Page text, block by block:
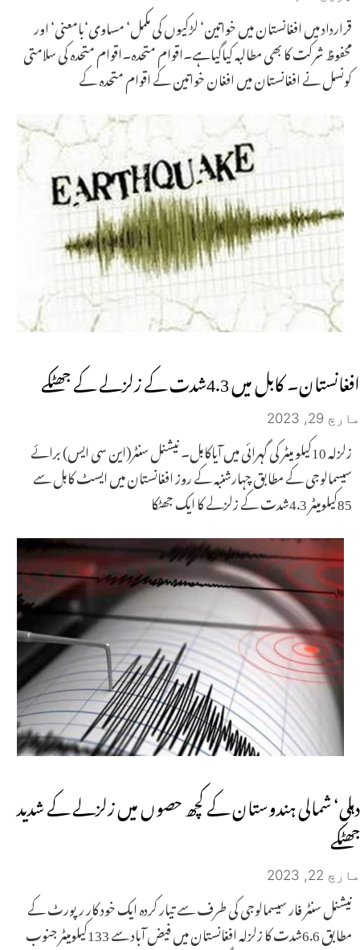
قرارداد میں افغانستان میں خواتین‘ لڑکیوں کی مکمل‘ مساوی‘بامعنی‘ اور
محفوظ شرکت کا بھی مطالبہ کیاگیاہے۔اقوام متحدہ۔اقوام متحدہ کی سلامتی
کونسل نے افغانستان میں افغان خواتین کے اقوام متحدہ کے
افغانستان۔ کابل میں 4.3شدت کے زلزلے کے جھٹکے
مارچ 29, 2023
زلزلہ 10کیلو میٹر کی گہرائی میں آیاکابل۔ نیشنل سنٹر(این سی ایس) برائے
سیسمالوجی کے مطابق چہارشنبہ کے روز افغانستان میں ایسٹ کابل سے
85کیلومیٹر 4.3شدت کے زلزلے کا ایک جھٹکا
دہلی‘ شمالی ہندوستان کے کچھ حصوں میں زلزلے کے شدید
جھٹکے
مارچ 22, 2023
نیشنل سنٹر فار سیسمالوجی کی طرف سے تیار کردہ ایک خود کار رپورٹ کے
مطابق 6.6شدت کا زلزلہ افغانستان میں فیض آباد سے 133کیلومیٹر جنوب